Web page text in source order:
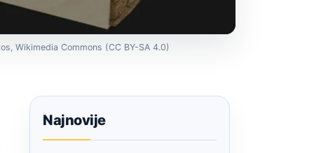
Wikimedia Commons (CC BY-SA 4.0)
Najnovije